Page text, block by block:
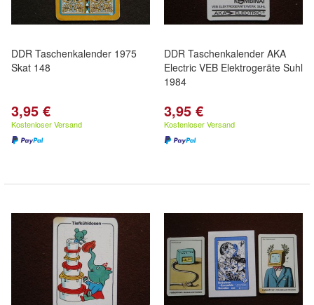
DDR Taschenkalender 1975
Skat 148
3,95 €
Kostenloser Versand
DDR Taschenkalender AKA
Electric VEB Elektrogeräte Suhl
1984
3,95 €
Kostenloser Versand